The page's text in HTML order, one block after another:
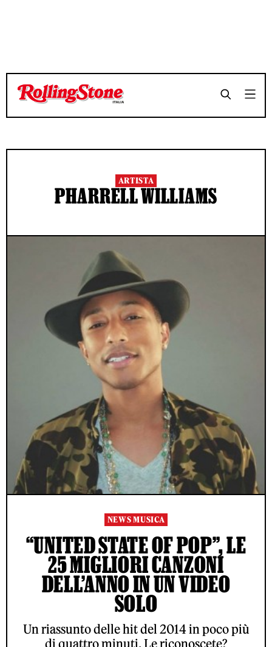
ARTISTA
PHARRELL WILLIAMS
NEWS MUSICA
“UNITED STATE OF POP”, LE
25 MIGLIORI CANZONI
DELL’ANNO IN UN VIDEO
SOLO
Un riassunto delle hit del 2014 in poco più
di quattro minuti. Le riconoscete?